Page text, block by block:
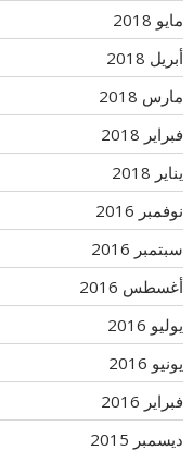
مايو 2018
أبريل 2018
مارس 2018
فبراير 2018
يناير 2018
نوفمبر 2016
سبتمبر 2016
أغسطس 2016
يوليو 2016
يونيو 2016
فبراير 2016
ديسمبر 2015